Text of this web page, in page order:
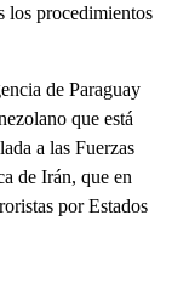
los procedimientos
de Paraguay
que está
a las Fuerzas
de Irán, que en
por Estados